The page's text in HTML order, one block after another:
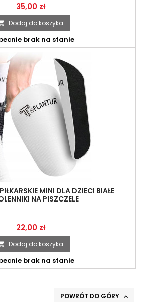
Cena
35,00 zł
Dodaj do koszyka
brak na stanie
MINI DLA DZIECI BIAŁE
NA PISZCZELE
Cena
22,00 zł
Dodaj do koszyka
brak na stanie
POWRÓT DO GÓRY 